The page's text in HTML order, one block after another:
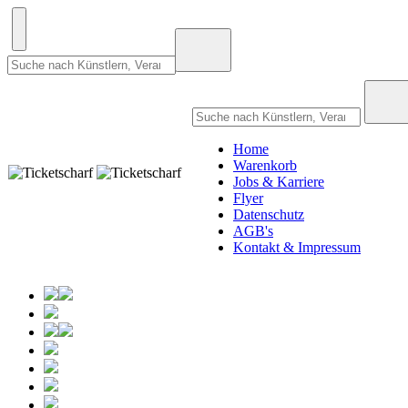
Home
Warenkorb
Jobs & Karriere
Flyer
Datenschutz
AGB's
Kontakt & Impressum